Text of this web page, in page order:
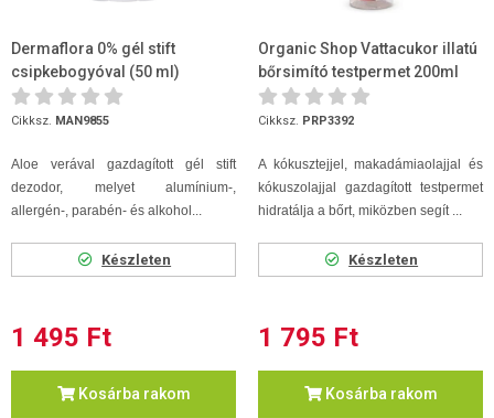
Dermaflora 0% gél stift
csipkebogyóval (50 ml)
Cikksz. MAN9855
Aloe verával gazdagított gél stift
dezodor, melyet alumínium-,
allergén-, parabén- és alkohol...
Készleten
1 495 Ft
Kosárba rakom
Organic Shop Vattacukor illatú
bőrsimító testpermet 200ml
Cikksz. PRP3392
A kókusztejjel, makadámiaolajjal és
kókuszolajjal gazdagított testpermet
hidratálja a bőrt, miközben segít ...
Készleten
1 795 Ft
Kosárba rakom